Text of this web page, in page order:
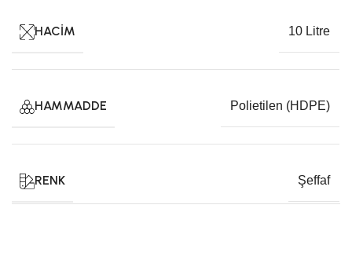
HACIM 10 Litre
HAMMADDE Polietilen (HDPE)
RENK Şeffaf